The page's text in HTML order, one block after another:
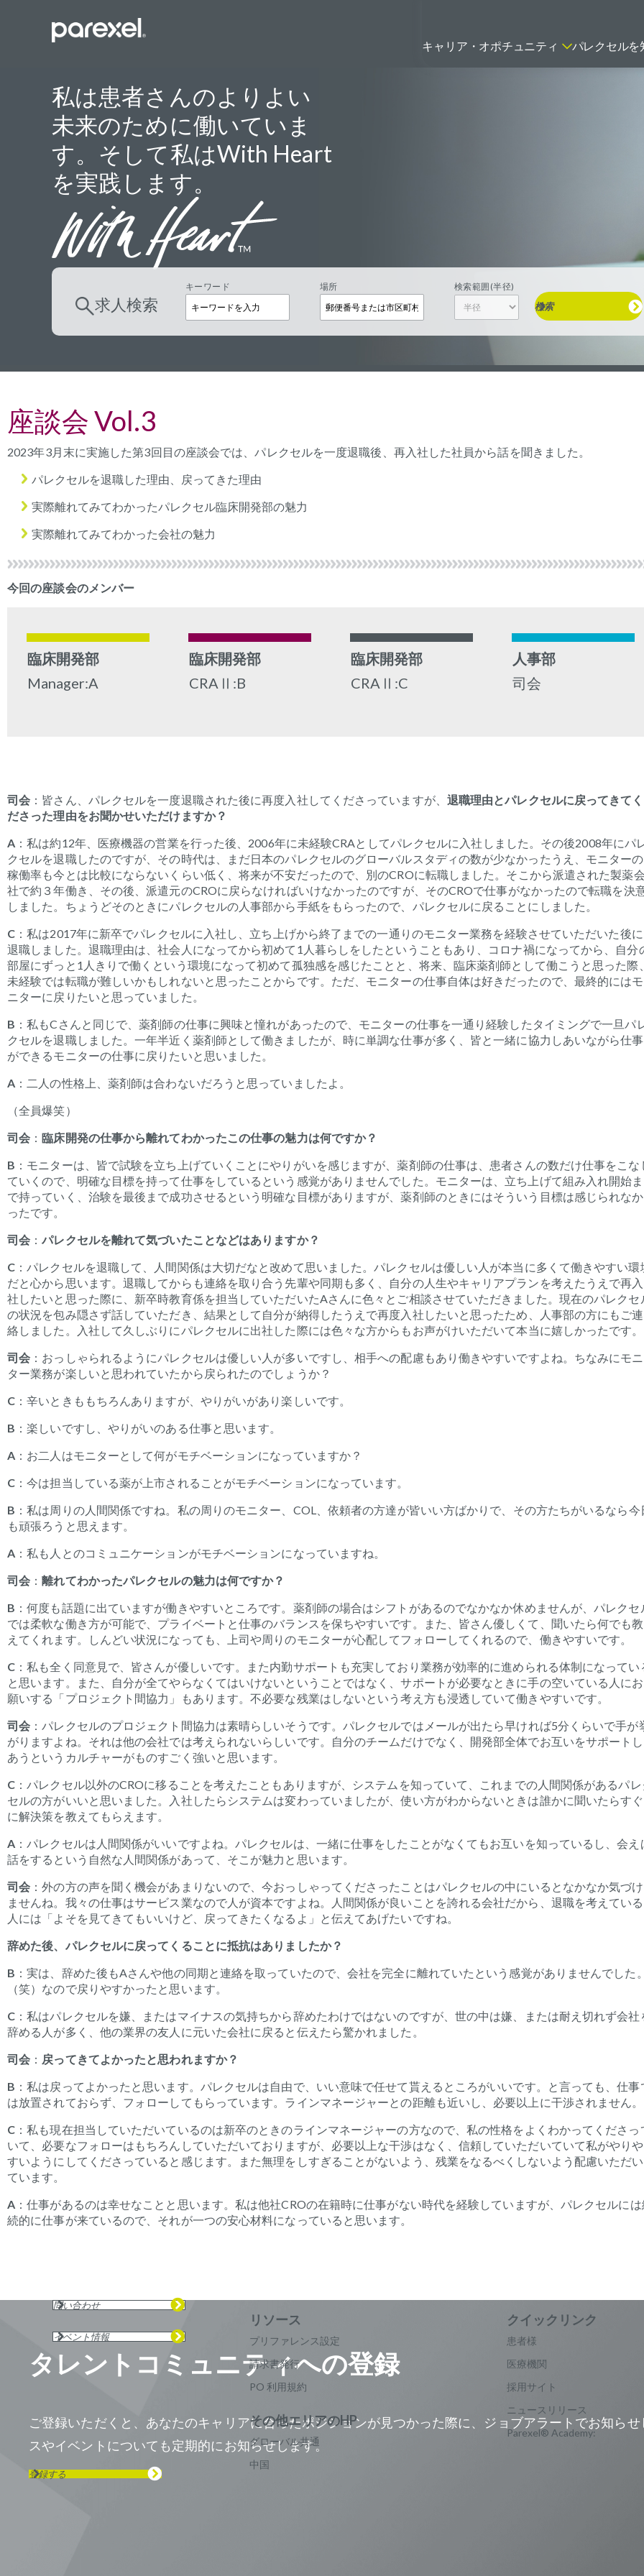
キャリア・オポチュニティ
バイオスタティティシャン
臨床開発モニター（CRA）
パレクセルを
私は患者さんのよりよい
未来のために働いていま
す。そして私はWith Heart
を実践します。
求人検索
キーワード 場所 検索範囲(半径)
検索
座談会 Vol.3
2023年3月末に実施した第3回目の座談会では、パレクセルを一度退職後、再入社した社員から話を聞きました。
パレクセルを退職した理由、戻ってきた理由
実際離れてみてわかったパレクセル臨床開発部の魅力
実際離れてみてわかった会社の魅力
今回の座談会のメンバー
臨床開発部
Manager:A
臨床開発部
CRAⅡ:B
臨床開発部
CRAⅡ:C
人事部
司会
司会 ：皆さん、パレクセルを一度退職された後に再度入社してくださっていますが、 退職理由とパレクセルに戻ってきてく
ださった理由をお聞かせいただけますか？
A ：私は約12年、医療機器の営業を行った後、 2006年に未経験CRA としてパレクセルに入社しました。その後2008年にパ
クセルを退職したのですが、その時代は、まだ日本のパレクセルのグローバルスタディの数が少なかったうえ、モニターの
稼働率も今とは比較にならないくらい低く、将来が不安だったので、別のCROに転職しました。そこから派遣された製薬会
社で約３年働き、その後、派遣元のCROに戻らなければいけなかったのですが、そのCROで仕事がなかったので転職を決
しました。ちょうどそのときにパレクセルの人事部から手紙をもらったので、パレクセルに戻ることにしました。
C ：私は2017年に新卒でパレクセルに入社し、立ち上げから終了までの一通りのモニター業務を経験させていただいた後に
退職しました。退職理由は、社会人になってから初めて 1 人暮らしをしたということもあり、コロナ禍になってから、自分
部屋にずっと 1 人きりで働くという環境になって初めて孤独感を感じたことと、将来、臨床薬剤師として働こうと思った際、
未経験では転職が難しいかもしれないと思ったことからです。ただ、モニターの仕事自体は好きだったので、最終的にはモ
ニターに戻りたいと思っていました。
B ：私もCさんと同じで、薬剤師の仕事に興味と憧れがあったので、モニターの仕事を一通り経験したタイミングで一旦パ
クセルを退職しました。一年半近く薬剤師として働きましたが、 時に 単調な仕事が多く、皆と一緒に協力しあいながら仕事
ができるモニターの仕事に戻りたいと思いました。
A ：二人の性格上、 薬剤師は合わないだろうと思っていましたよ。
（全員爆笑）
司会 ：臨床開発の仕事から離れてわかったこの仕事の魅力は何ですか？
B ：モニターは、皆で試験を立ち上げていくことにやりがいを感じますが、薬剤師の仕事は、患者さんの数だけ仕事をこな
ていくので、明確な目標を持って仕事をしているという感覚がありませんでした。モニターは、立ち上げて組み入れ開始ま
で持っていく、治験を最後まで成功させるという明確な目標がありますが、薬剤師のときにはそういう目標は感じられなか
ったです。
司会 ： パレクセルを離れて気づいたこ となどはありますか？
C ： パレクセルを退職して、人間関係は大切だなと改めて思いました。パレクセルは優しい人が本当に多くて働きやすい環
だと心から思います。退職してからも連絡を取り合う先輩や同期も多く、自分の人生やキャリアプランを考えた うえ で再入
社したいと思った際に、新卒時教育係を担当していただいたAさんに色々とご相談させていただきました。現在のパレクセ
の状況を包み隠さず話していただき、結果として自分が納得した うえ で再度入社したいと思ったため、人事部の方にもご連
絡しました。入社し て久しぶりに パレクセルに出社した際には色々な方からもお声がけいただいて本当に嬉しかったです。
司会 ： おっしゃられるようにパレクセルは優しい人が多いですし、相手への配慮もあり働きやすいですよね。 ちなみにモニ
ター業務が楽しいと思われていたから戻られたのでしょうか？
C ：辛い ときももちろんありますが、やりがいがあり楽しいです。
B ：楽しいですし、やりがいのある仕事と思います。
A ：お二人はモニターとして何がモチベーションになっていますか？
C ：今は担当している薬が上市されることがモチベーションになっています。
B ：私は周りの人間関係ですね。私の周りのモニター、COL、依頼者の方達が皆いい方ばかりで、その方たちがいるなら今
も頑張ろうと思えます。
A ：私も人とのコミュニケーションがモチベーションになっていますね。
司会 ：離れてわかったパレクセルの魅力は何ですか？
B ：何度も話題に出てい ますが働きやすいところです。薬剤師の場合はシフトがあるのでなかなか休めませんが、パレクセ
では柔軟な働き方が可能で、プライベートと仕事のバランスを保ちやすいです。また、皆さん優しくて、聞いたら何でも教
えてくれます。しんどい状況になっても、上司や周りのモニターが心配してフォローしてくれるので、働きやすいです。
C ：私も全く同意見で、皆さんが優しいです。 また内勤サポート も充実しており 業務が効率的に進められる体制になってい
と思います。また、自分が全てやらなくてはいけないということではなく、サポートが必要なときに手の空いている人にお
願いする「プロジェクト間協力」もあります。不必要な残業はしないという考え方も浸透していて働きやすいです。
司会 ： パレクセルのプロジェクト間協力は素晴らしいそうです。パレクセルではメールが出たら早ければ5分くらいで手が
がりますよね。それは他の会社では考えられないらしいです。自分のチームだけでなく、開発部全体でお互いをサポートし
あうというカルチャーがものすごく強いと思います。
C ：パレクセル以外のCROに移ることを考えたこともありますが、システムを知っていて、これまでの人間関係があるパレ
セルの方がいいと思いました。入社したらシステムは変わっていましたが、使い方がわからないときは誰かに聞いたらすぐ
に解決策を教えてもらえます。
A ： パレクセルは人間関係がいいですよね。パレクセルは、一緒に仕事をしたことがなくてもお互いを知っているし、会え
話をするという自然な人間関係があって、そこが魅力と思います。
司会 ：外の方の声を聞く機会があまりないので、今おっしゃってくださったことはパレクセルの中にいるとなかなか気づけ
ませんね。我々の仕事はサービス業なので人が資本ですよね。人間関係が良いことを誇れる会社だから、退職を考えている
人には「よそを見てきてもいいけど、戻ってきたくなるよ」と伝えてあげたいですね。
辞めた後、パレクセルに戻ってくることに抵抗はありましたか？
B ：実は、辞めた後もAさんや他の同期と連絡を取っていたので、会社を完全に離れていたという感覚がありませんでした。
（笑）なので戻りやすかったと思います。
C ：私はパレクセルを嫌、またはマイナスの気持ちから辞めたわけではないのですが、世の中は嫌、または耐え切れず会社
辞める人が多く、他の業界の友人に元いた会社に戻ると伝えたら驚かれました。
司会 ： 戻ってきてよかったと思われますか？
B ：私は戻ってよかったと思います。パレクセルは自由で、いい意味で任せて貰えるところがいいです。と言っても、仕事
は放置されておらず、フォローしてもらっています。ラインマネージャーとの距離も近いし、必要以上に干渉されません。
C ：私も現在担当していただいているのは新卒のときのラインマネージャーの方なので、私の性格をよくわかってくださっ
いて、必要なフォローはもちろんしていただいておりますが、必要以上な干渉はなく、信頼していただいていて私がやりや
すいようにしてくださっていると感じます。また無理をしすぎることがないよう、残業をなるべくしないよう配慮いただい
ています。
A ：仕事があるのは幸せなことと思います。私は他社CROの在籍時に仕事がない時代を経験していますが、パレクセルには
続的に仕事が来ているので、それが一つの安心材料になっていると思います。
タレントコミュニティへの登録
ご登録いただくと、あなたのキャリアに合ったポジションが見つかった際に、ジョブアラートでお知らせ
スやイベントについても定期的にお知らせします。
登録する
問い合わせ
イベント情報
プリファレンス設定
請求書発行
PO 利用規約
グローバル共通
中国
患者様
医療機関
採用サイト
ニュースリリース
Parexel® Academy: